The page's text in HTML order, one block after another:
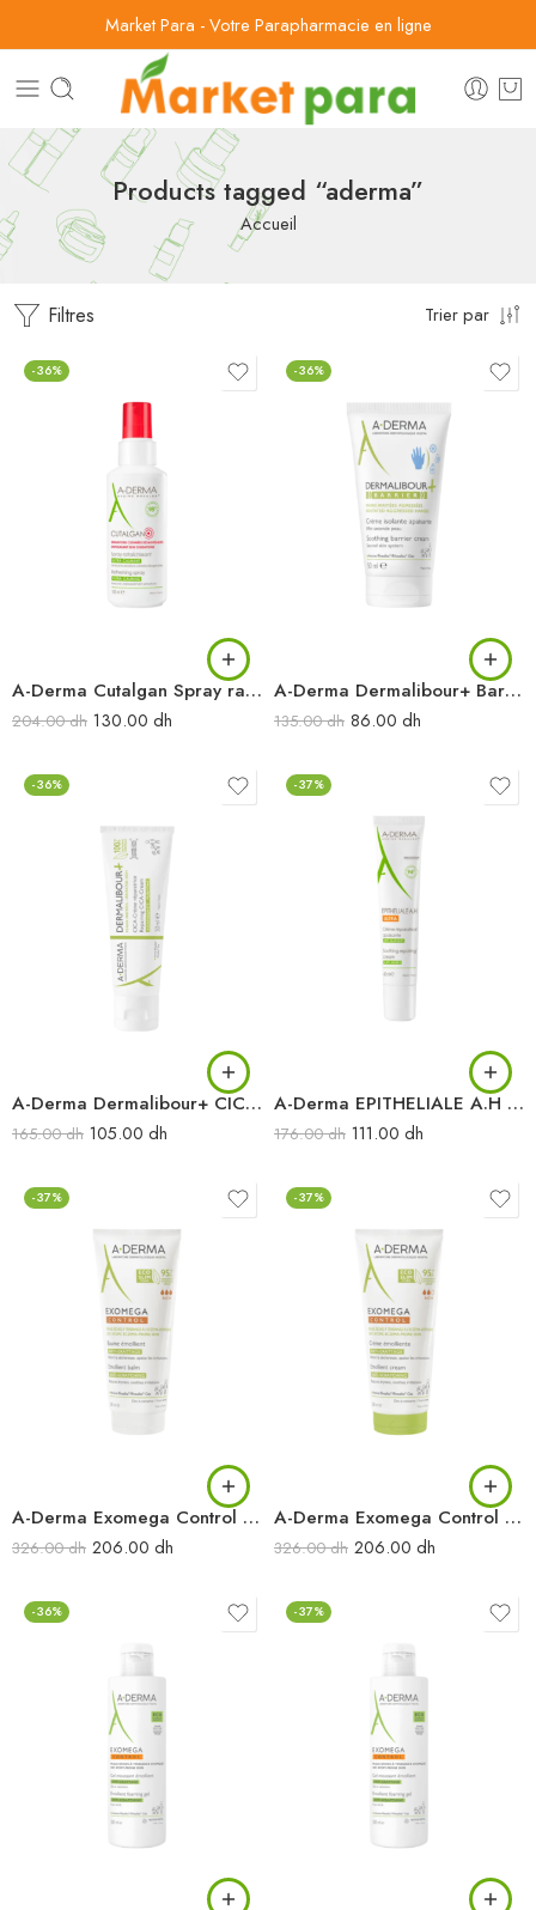
Market Para - Votre Parapharmacie en ligne
Products tagged “aderma”
Accueil
Filtres Trier par
-36%
A-Derma Cutalgan Spray rafraîchissant ultra-calmant 100 ml
204.00dh 130.00 dh
-36%
A-Derma Dermalibour+ Barrier Crème isolante 50 ml
135.00dh 86.00 dh
-36%
A-Derma Dermalibour+ CICA-Crème réparatrice assainissante 50 ml
165.00dh 105.00 dh
-37%
A-Derma EPITHELIALE A.H Ultra Crème réparatrice apaisante anti-marques 40 ml
176.00dh 111.00 dh
-37%
A-Derma Exomega Control Baume émollient anti-démangeaisons 200 ml
326.00dh 206.00 dh
-37%
A-Derma Exomega Control Crème émollient anti-démangeaisons 200 ml
326.00dh 206.00 dh
-36% -37%